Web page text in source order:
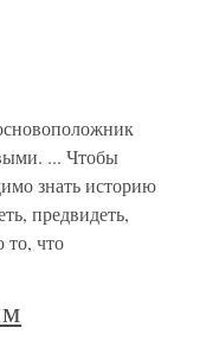
... Чтобы
знать историю
предвидеть,
то, что